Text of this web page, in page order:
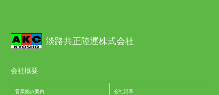
淡路共正陸運株式会社
会社概要
営業拠点案内 会社沿革